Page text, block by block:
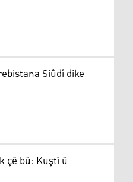
Siûdî dike
çê bû: Kuştî û